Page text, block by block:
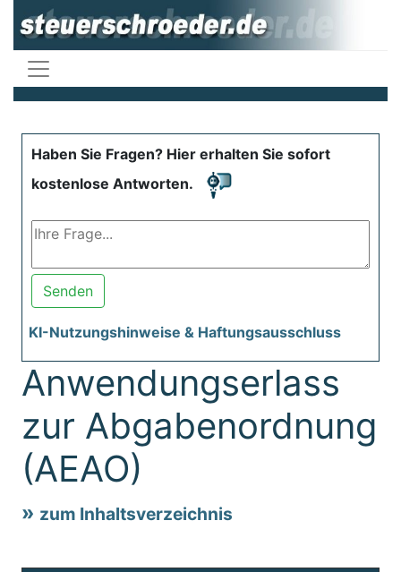
Haben Sie Fragen? Hier erhalten Sie sofort
kostenlose Antworten.
Senden
KI-Nutzungshinweise & Haftungsausschluss
Anwendungserlass
zur Abgabenordnung
(AEAO)
zum Inhaltsverzeichnis